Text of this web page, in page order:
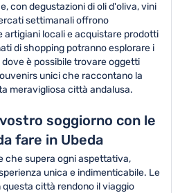
con degustazioni di oli d'oliva, vini
settimanali offrono
artigiani locali e acquistare prodotti
di shopping potranno esplorare i
è possibile trovare oggetti
unici che raccontano la
meravigliosa città andalusa.
soggiorno con le
fare in Ubeda
che supera ogni aspettativa,
unica e indimenticabile. Le
città rendono il viaggio